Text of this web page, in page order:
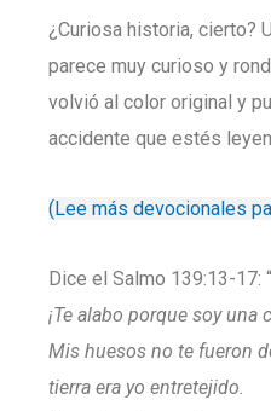
¿Curiosa historia, cierto?
parece muy curioso y
volvió al color original y
accidente que estés
(Lee más devocionales
Dice el Salmo 139:13-17: “
¡Te alabo porque soy
Mis huesos no te fueron
tierra era yo entretejido.